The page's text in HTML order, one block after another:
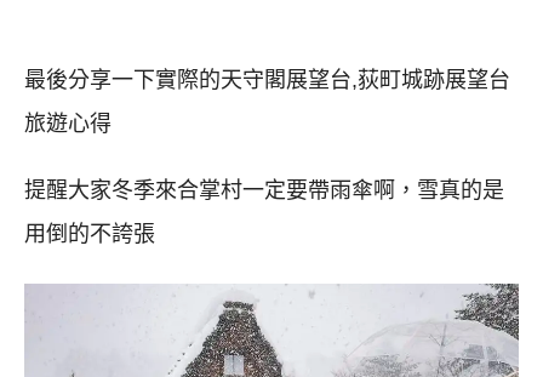
最後分享一下實際的天守閣展望台,荻町城跡展望台
旅遊心得
提醒大家冬季來合掌村一定要帶雨傘啊，雪真的是
用倒的不誇張